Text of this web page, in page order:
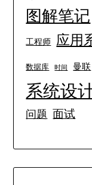
图解笔记
工程师 应用
数据库 时间 曼联
系统设
问题 面试